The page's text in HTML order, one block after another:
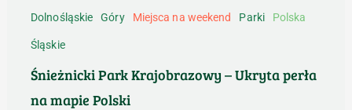
Park
Ukryta
Dolnośląskie Góry Miejsca na weekend Parki Polska
Śląskie
Śnieżnicki Park Krajobrazowy – Ukryta perła
na mapie Polski